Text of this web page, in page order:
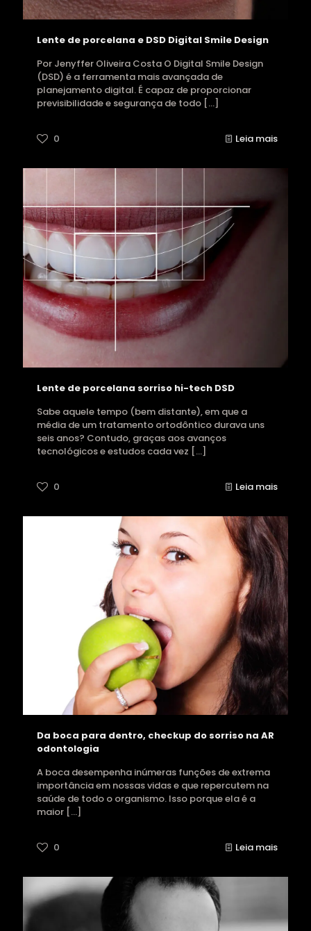
Lente de porcelana e DSD Digital Smile Design
Por Jenyffer Oliveira Costa O Digital Smile Design
(DSD) é a ferramenta mais avançada de
planejamento digital. É capaz de proporcionar
previsibilidade e segurança de todo […]
0 Leia mais
Lente de porcelana sorriso hi-tech DSD
Sabe aquele tempo (bem distante), em que a
média de um tratamento ortodôntico durava uns
seis anos? Contudo, graças aos avanços
tecnológicos e estudos cada vez […]
0 Leia mais
Da boca para dentro, checkup do sorriso na AR
odontologia
A boca desempenha inúmeras funções de extrema
importância em nossas vidas e que repercutem na
saúde de todo o organismo. Isso porque ela é a
maior […]
0 Leia mais